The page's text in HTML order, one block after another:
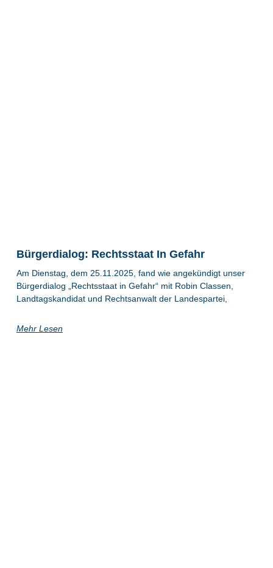
Bürgerdialog: Rechtsstaat In Gefahr
Am Dienstag, dem 25.11.2025, fand wie angekündigt unser
Bürgerdialog „Rechtsstaat in Gefahr“ mit Robin Classen,
Landtagskandidat und Rechtsanwalt der Landespartei,
Mehr Lesen